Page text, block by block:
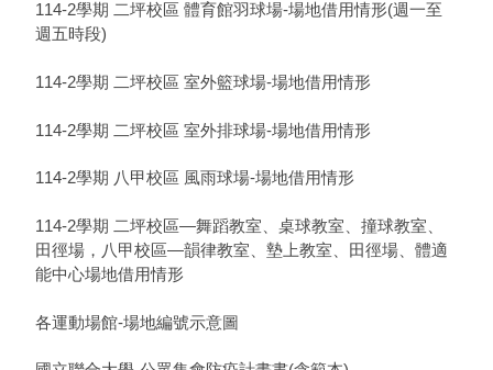
114-2學期 二坪校區 體育館羽球場-場地借用情形(週一至
週五時段)
114-2學期 二坪校區 室外籃球場-場地借用情形
114-2學期 二坪校區 室外排球場-場地借用情形
114-2學期 八甲校區 風雨球場-場地借用情形
114-2學期 二坪校區—舞蹈教室、桌球教室、撞球教室、
田徑場，八甲校區—韻律教室、墊上教室、田徑場、體適
能中心場地借用情形
各運動場館-場地編號示意圖